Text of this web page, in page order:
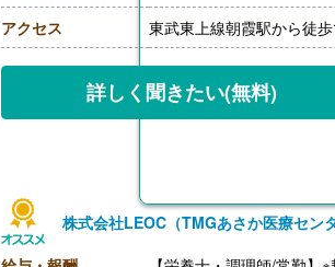
アクセス
東武東上線朝霞駅から徒
詳しく聞きたい(無料)
株式会社LEOC（TMGあさか医療セン